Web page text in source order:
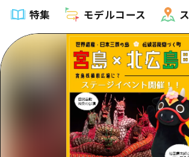
特集 モデルコース
特集
特集一覧
おすすめ
アート
モデルコース
モデルコース一覧
Dive! Hiroshima 公
スポット・体験